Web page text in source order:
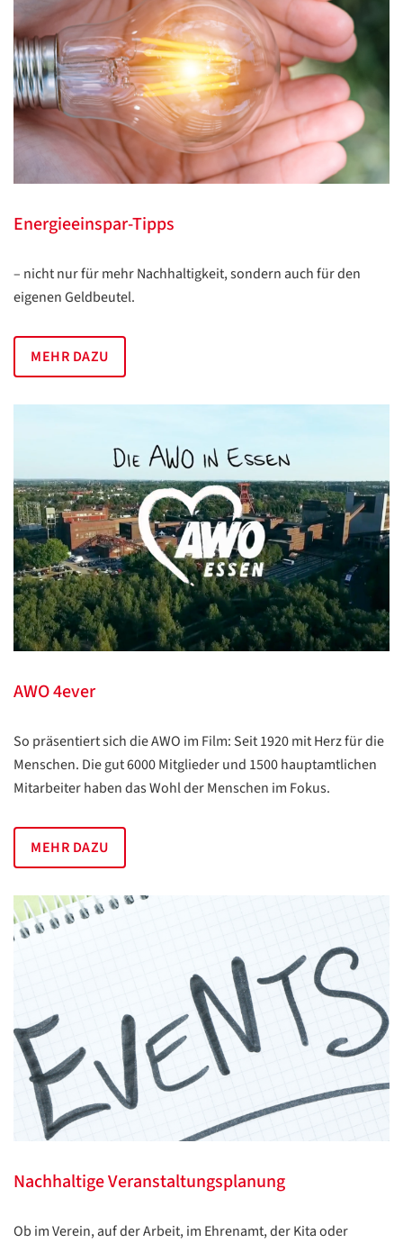
Energieeinspar-Tipps
– nicht nur für mehr Nachhaltigkeit, sondern auch für den
eigenen Geldbeutel.
MEHR DAZU
AWO 4ever
So präsentiert sich die AWO im Film: Seit 1920 mit Herz für die
Menschen. Die gut 6000 Mitglieder und 1500 hauptamtlichen
Mitarbeiter haben das Wohl der Menschen im Fokus.
MEHR DAZU
Nachhaltige Veranstaltungsplanung
Ob im Verein, auf der Arbeit, im Ehrenamt, der Kita oder
Datenschutzerklärung
Datenschutzerklärung
Datenschutzerklärung
/